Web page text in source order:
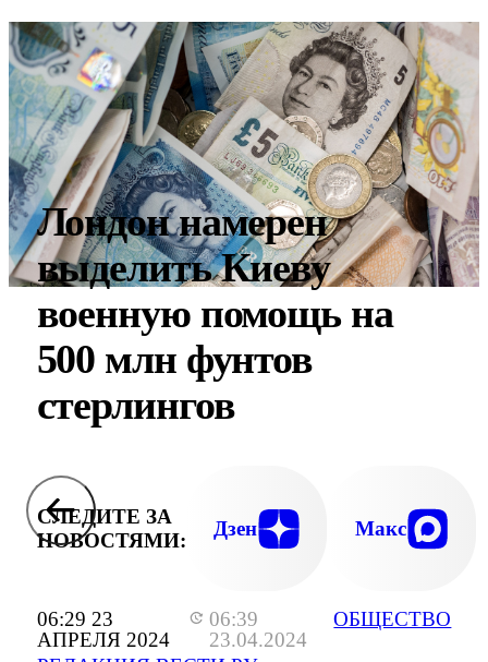
06:29 23
АПРЕЛЯ 2024
06:39
23.04.2024
ОБЩЕСТВО
Лондон намерен
выделить Киеву
военную помощь на
500 млн фунтов
стерлингов
СЛЕДИТЕ ЗА
НОВОСТЯМИ:
Дзен Макс